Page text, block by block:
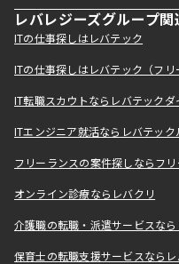
レバレジーズグループ
ITの仕事探しはレバテック
ITの仕事探しはレバテック（フリ
IT転職スカウトならレバテックダ
ITエンジニア就活ならレバテック
フリーランスの案件探しならフ
オンライン診療ならレバクリ
介護職の転職・派遣サービスな
保育士の転職支援サービスなら